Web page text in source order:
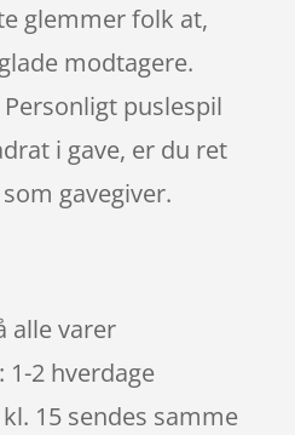
glemmer folk at,
modtagere.
puslespil
i gave, er du ret
gavegiver.
alle varer
2 hverdage
15 sendes samme